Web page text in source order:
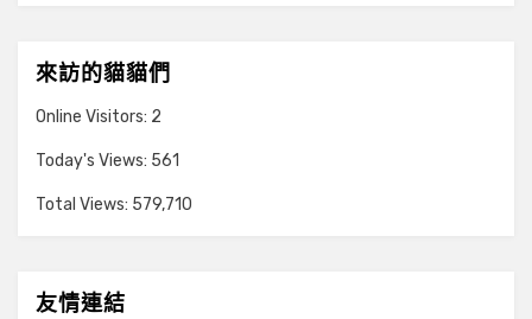
來訪的貓貓們
Online Visitors: 2
Today's Views: 561
Total Views: 579,710
友情連結